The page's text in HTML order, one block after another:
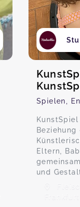
Spielen,
Beziehung
Eltern,
und